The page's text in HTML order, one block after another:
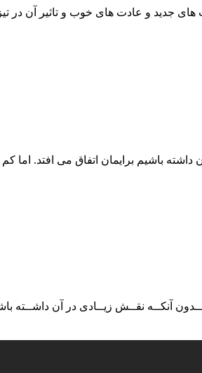
جدید و عادت های خوب و تاثیر آن در
باشیم برایمان اتفاق می افتد. اما
آﻧﮑــﻪ ﻧﻘــﺶ زﯾــﺎدی در آن داﺷــﺘﻪ